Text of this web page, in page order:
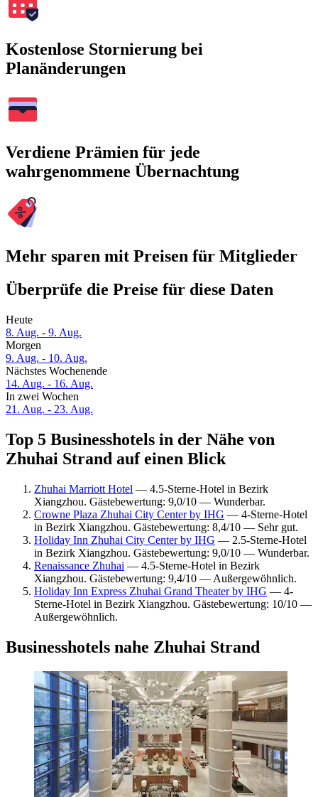
Kostenlose Stornierung bei
Planänderungen
Verdiene Prämien für jede
wahrgenommene Übernachtung
Mehr sparen mit Preisen für Mitglieder
Überprüfe die Preise für diese Daten
Heute
8. Aug. - 9. Aug.
Morgen
9. Aug. - 10. Aug.
Nächstes Wochenende
14. Aug. - 16. Aug.
In zwei Wochen
21. Aug. - 23. Aug.
Top 5 Businesshotels in der Nähe von
Zhuhai Strand auf einen Blick
Zhuhai Marriott Hotel — 4.5-Sterne-Hotel in Bezirk
Xiangzhou. Gästebewertung: 9,0/10 — Wunderbar.
Crowne Plaza Zhuhai City Center by IHG — 4-Sterne-Hotel
in Bezirk Xiangzhou. Gästebewertung: 8,4/10 — Sehr gut.
Holiday Inn Zhuhai City Center by IHG — 2.5-Sterne-Hotel
in Bezirk Xiangzhou. Gästebewertung: 9,0/10 — Wunderbar.
Renaissance Zhuhai — 4.5-Sterne-Hotel in Bezirk
Xiangzhou. Gästebewertung: 9,4/10 — Außergewöhnlich.
Holiday Inn Express Zhuhai Grand Theater by IHG — 4-
Sterne-Hotel in Bezirk Xiangzhou. Gästebewertung: 10/10 —
Außergewöhnlich.
Businesshotels nahe Zhuhai Strand